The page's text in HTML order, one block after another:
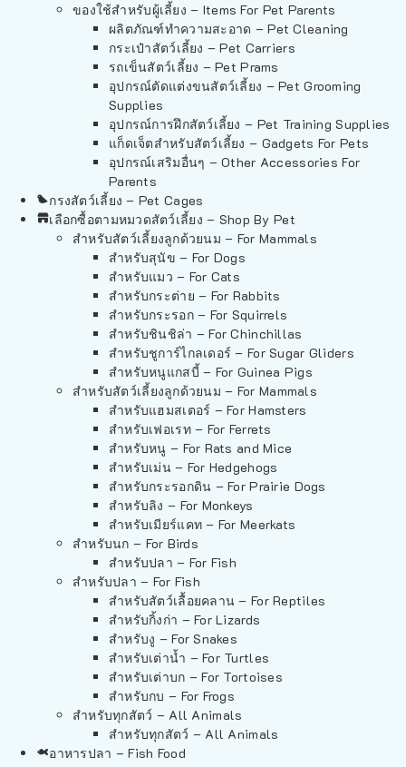
ของใช้สำหรับผู้เลี้ยง – Items For Pet Parents
ผลิตภัณฑ์ทำความสะอาด – Pet Cleaning
กระเป๋าสัตว์เลี้ยง – Pet Carriers
รถเข็นสัตว์เลี้ยง – Pet Prams
อุปกรณ์ตัดแต่งขนสัตว์เลี้ยง – Pet Grooming
Supplies
อุปกรณ์การฝึกสัตว์เลี้ยง – Pet Training Supplies
แก็ดเจ็ตสำหรับสัตว์เลี้ยง – Gadgets For Pets
อุปกรณ์เสริมอื่นๆ – Other Accessories For
Parents
กรงสัตว์เลี้ยง – Pet Cages
เลือกซื้อตามหมวดสัตว์เลี้ยง – Shop By Pet
สำหรับสัตว์เลี้ยงลูกด้วยนม – For Mammals
สำหรับสุนัข – For Dogs
สำหรับแมว – For Cats
สำหรับกระต่าย – For Rabbits
สำหรับกระรอก – For Squirrels
สำหรับชินชิล่า – For Chinchillas
สำหรับชูการ์ไกลเดอร์ – For Sugar Gliders
สำหรับหนูแกสบี้ – For Guinea Pigs
สำหรับสัตว์เลี้ยงลูกด้วยนม – For Mammals
สำหรับแฮมสเตอร์ – For Hamsters
สำหรับเฟอเรท – For Ferrets
สำหรับหนู – For Rats and Mice
สำหรับเม่น – For Hedgehogs
สำหรับกระรอกดิน – For Prairie Dogs
สำหรับลิง – For Monkeys
สำหรับเมียร์แคท – For Meerkats
สำหรับนก – For Birds
สำหรับปลา – For Fish
สำหรับปลา – For Fish
สำหรับสัตว์เลื้อยคลาน – For Reptiles
สำหรับกิ้งก่า – For Lizards
สำหรับงู – For Snakes
สำหรับเต่าน้ำ – For Turtles
สำหรับเต่าบก – For Tortoises
สำหรับกบ – For Frogs
สำหรับทุกสัตว์ – All Animals
สำหรับทุกสัตว์ – All Animals
อาหารปลา – Fish Food